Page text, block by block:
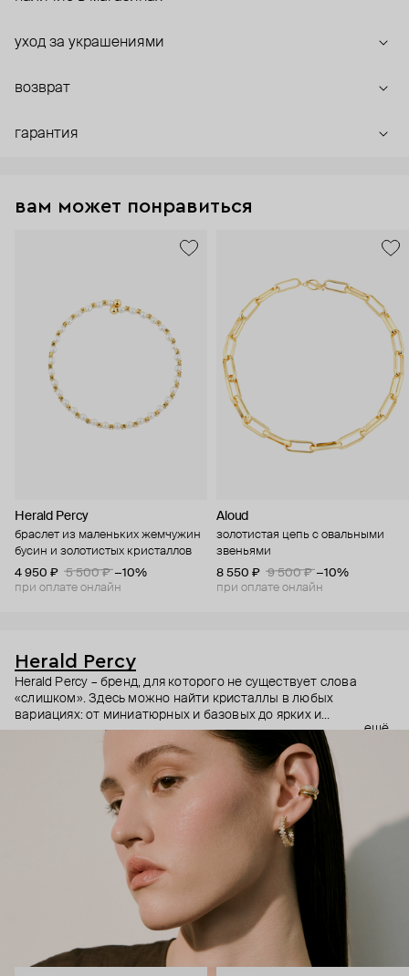
уход за украшениями
возврат
гарантия
вам может понравиться
Herald Percy
браслет из маленьких жемчужин
бусин и золотистых кристаллов
4 950 ₽
5 500 ₽ −10%
при оплате онлайн
Aloud
золотистая цепь с овальными
звеньями
8 550 ₽
9 500 ₽ −10%
при оплате онлайн
Herald Percy
Herald Percy – бренд, для которого не существует слова
«слишком». Здесь можно найти кристаллы в любых
вариациях: от миниатюрных и базовых до ярких и
массивных, которые сразу становятся главным элементом
образа. Героиня бренда – девушка из мегаполиса, которой
нужно как минимум 25 часов в сутках, чтобы все успеть, и
внушительный арсенал украшений, чтобы, поменяв серьги,
поехать на вечеринку сразу из офиса.
ещё